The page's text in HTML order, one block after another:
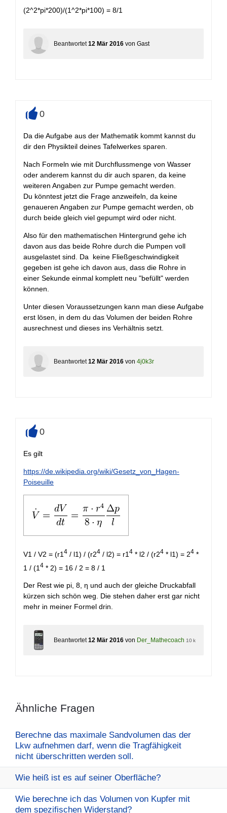
(2^2*pi*200)/(1^2*pi*100) = 8/1
Beantwortet 12 Mär 2016 von Gast
0
Da die Aufgabe aus der Mathematik kommt kannst du
dir den Physikteil deines Tafelwerkes sparen.
Nach Formeln wie mit Durchflussmenge von Wasser
oder anderem kannst du dir auch sparen, da keine
weiteren Angaben zur Pumpe gemacht werden.
Du könntest jetzt die Frage anzweifeln, da keine
genaueren Angaben zur Pumpe gemacht werden, ob
durch beide gleich viel gepumpt wird oder nicht.
Also für den mathematischen Hintergrund gehe ich
davon aus das beide Rohre durch die Pumpen voll
ausgelastet sind. Da keine Fließgeschwindigkeit
gegeben ist gehe ich davon aus, dass die Rohre in
einer Sekunde einmal komplett neu "befüllt" werden
können.
Unter diesen Voraussetzungen kann man diese Aufgabe
erst lösen, in dem du das Volumen der beiden Rohre
ausrechnest und dieses ins Verhältnis setzt.
Beantwortet 12 Mär 2016 von 4j0k3r
0
Es gilt
https://de.wikipedia.org/wiki/Gesetz_von_Hagen-
Poiseuille
V1 / V2 = (r1 4 / l1) / (r24 / l2) = r1 4 * l2 / (r24 * l1) = 24 *
1 / (1 4 * 2) = 16 / 2 = 8 / 1
Der Rest wie pi, 8, η und auch der gleiche Druckabfall
kürzen sich schön weg. Die stehen daher erst gar nicht
mehr in meiner Formel drin.
Beantwortet 12 Mär 2016 von Der_Mathecoach 10 k
Ähnliche Fragen
Berechne das maximale Sandvolumen das der
Lkw aufnehmen darf, wenn die Tragfähigkeit
nicht überschritten werden soll.
Wie heiß ist es auf seiner Oberfläche?
Wie berechne ich das Volumen von Kupfer mit
dem spezifischen Widerstand?